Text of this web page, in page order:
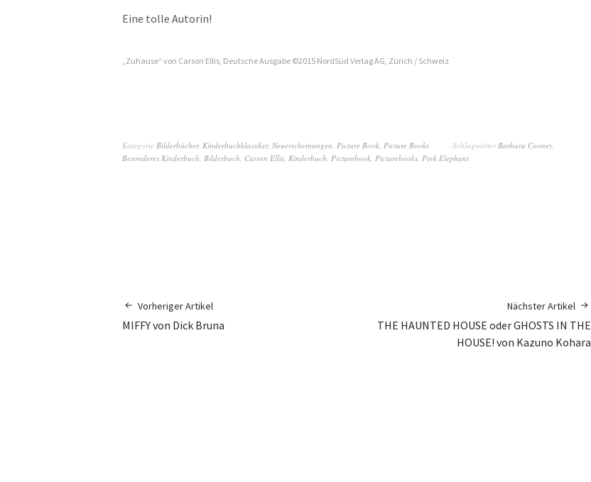
Eine tolle Autorin!
„Zuhause“ von Carson Ellis, Deutsche Ausgabe ©2015 NordSüd Verlag AG, Zürich / Schweiz
Kategorie Bilderbücher, Kinderbuchklassiker, Neuerscheinungen, Picture Book, Picture Books SchlagwörterBarbara Cooney,
Besonderes Kinderbuch, Bilderbuch, Carson Ellis, Kinderbuch, Picturebook, Picturebooks, Pink Elephant
Vorheriger Artikel
MIFFY von Dick Bruna
Nächster Artikel
THE HAUNTED HOUSE oder GHOSTS IN THE
HOUSE! von Kazuno Kohara